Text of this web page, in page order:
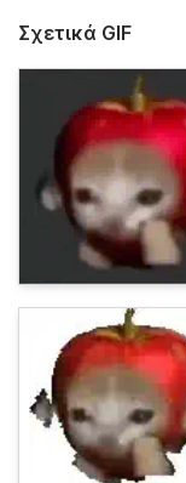
Σχετικά GIF